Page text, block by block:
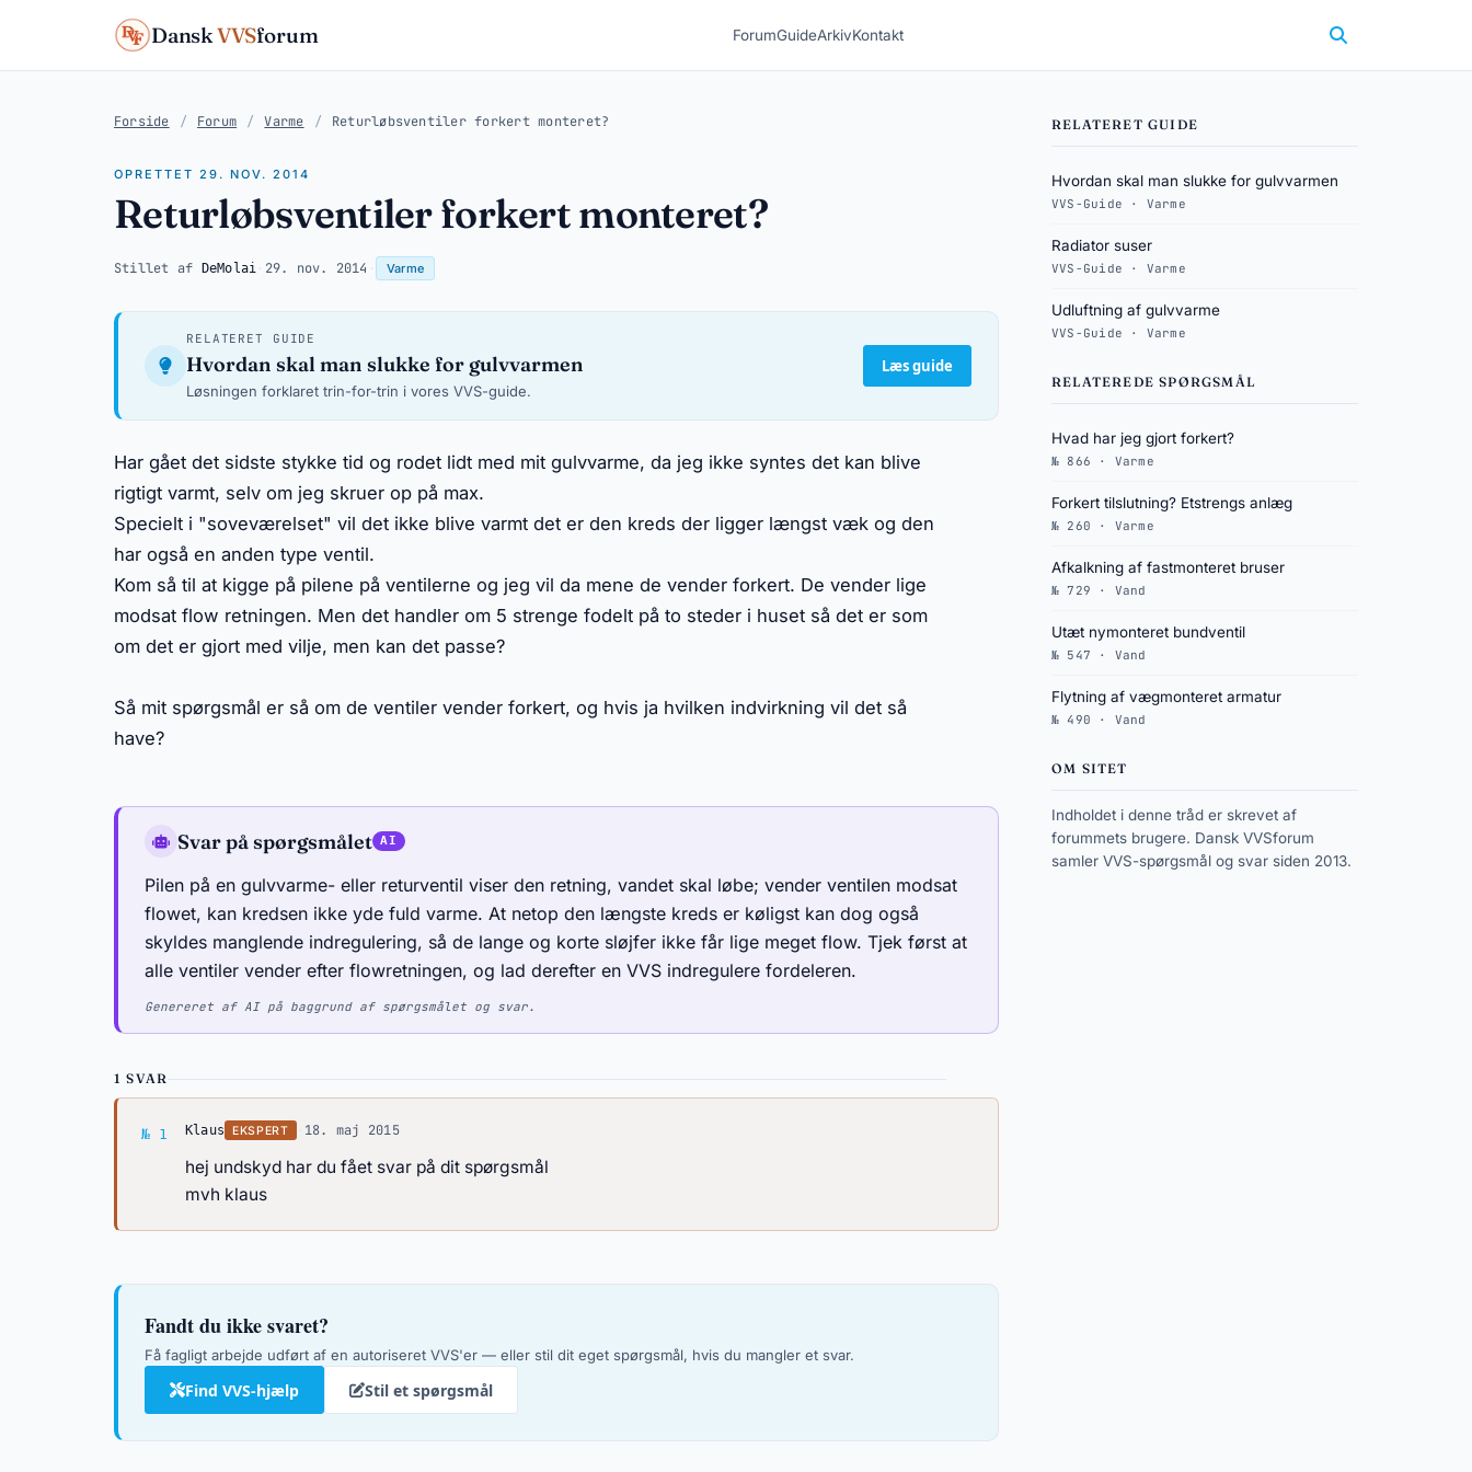
DanskVVSforum ForumGuideArkivKontakt
Forside / Forum / Varme / Returløbsventiler forkert monteret?
OPRETTET 29. NOV. 2014
Returløbsventiler forkert monteret?
Stillet af DeMolai 29. nov. 2014 Varme
RELATERET GUIDE
Hvordan skal man slukke for gulvvarmen
Løsningen forklaret trin-for-trin i vores VVS-guide.
Læs guide
Har gået det sidste stykke tid og rodet lidt med mit gulvvarme, da jeg ikke syntes det kan blive
rigtigt varmt, selv om jeg skruer op på max.
Specielt i "soveværelset" vil det ikke blive varmt det er den kreds der ligger længst væk og den
har også en anden type ventil.
Kom så til at kigge på pilene på ventilerne og jeg vil da mene de vender forkert. De vender lige
modsat flow retningen. Men det handler om 5 strenge fodelt på to steder i huset så det er som
om det er gjort med vilje, men kan det passe?
Så mit spørgsmål er så om de ventiler vender forkert, og hvis ja hvilken indvirkning vil det så
have?
Svar på spørgsmålet
Pilen på en gulvvarme- eller returventil viser den retning, vandet skal løbe; vender ventilen modsat
flowet, kan kredsen ikke yde fuld varme. At netop den længste kreds er køligst kan dog også
skyldes manglende indregulering, så de lange og korte sløjfer ikke får lige meget flow. Tjek først at
alle ventiler vender efter flowretningen, og lad derefter en VVS indregulere fordeleren.
Genereret af AI på baggrund af spørgsmålet og svar.
1 SVAR
№ 1 Svar af Klaus
Klaus EKSPERT 18. maj 2015
hej undskyd har du fået svar på dit spørgsmål
mvh klaus
Fandt du ikke svaret?
Få fagligt arbejde udført af en autoriseret VVS'er — eller stil dit eget spørgsmål, hvis du mangler et svar.
Find VVS-hjælp Stil et spørgsmål
RELATERET GUIDE
Hvordan skal man slukke for gulvvarmen
VVS-Guide · Varme
Radiator suser
VVS-Guide · Varme
Udluftning af gulvvarme
VVS-Guide · Varme
RELATEREDE SPØRGSMÅL
Hvad har jeg gjort forkert?
№ 866 · Varme
Forkert tilslutning? Etstrengs anlæg
№ 260 · Varme
Afkalkning af fastmonteret bruser
№ 729 · Vand
Utæt nymonteret bundventil
№ 547 · Vand
Flytning af vægmonteret armatur
№ 490 · Vand
OM SITET
Indholdet i denne tråd er skrevet af
forummets brugere. Dansk VVSforum
samler VVS-spørgsmål og svar siden 2013.